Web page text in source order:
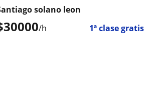
30000/h 1ª clase gratis
solano leon